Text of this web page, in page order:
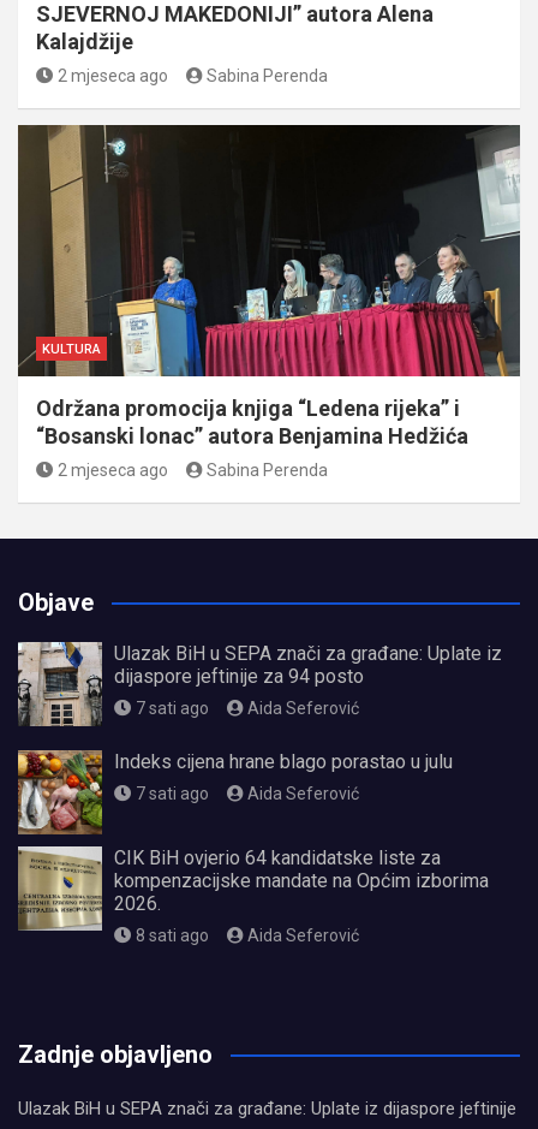
SJEVERNOJ MAKEDONIJI” autora Alena
Kalajdžije
2 mjeseca ago Sabina Perenda
KULTURA
Održana promocija knjiga “Ledena rijeka” i
“Bosanski lonac” autora Benjamina Hedžića
2 mjeseca ago Sabina Perenda
Objave
Ulazak BiH u SEPA znači za građane: Uplate iz
dijaspore jeftinije za 94 posto
7 sati ago Aida Seferović
Indeks cijena hrane blago porastao u julu
7 sati ago Aida Seferović
CIK BiH ovjerio 64 kandidatske liste za
kompenzacijske mandate na Općim izborima
2026.
8 sati ago Aida Seferović
Zadnje objavljeno
Ulazak BiH u SEPA znači za građane: Uplate iz dijaspore jeftinije